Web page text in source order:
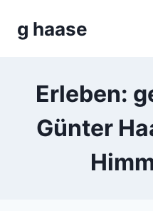
Inhaltg haase
Erleben:
Günter